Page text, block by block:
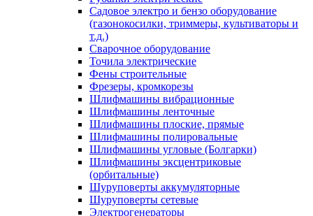
Садовое электро и бензо оборудование
(газонокосилки, триммеры, культиваторы и
т.д.)
Сварочное оборудование
Точила электрические
Фены строительные
Фрезеры, кромкорезы
Шлифмашины вибрационные
Шлифмашины ленточные
Шлифмашины плоские, прямые
Шлифмашины полировальные
Шлифмашины угловые (Болгарки)
Шлифмашины эксцентриковые
(орбитальные)
Шуруповерты аккумуляторные
Шуруповерты сетевые
Электрогенераторы